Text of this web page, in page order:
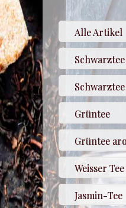
Alle Artikel
Schwarztee
Grüntee
Grüntee
Weisser Tee
Jasmin-Tee